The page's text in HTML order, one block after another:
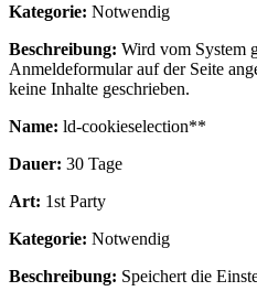
Kategorie: Notwendig
Beschreibung: Wird vom System
Anmeldeformular auf der Seite
keine Inhalte geschrieben.
Name: ld-cookieselection**
Dauer: 30 Tage
Art: 1st Party
Kategorie: Notwendig
Beschreibung: Speichert die